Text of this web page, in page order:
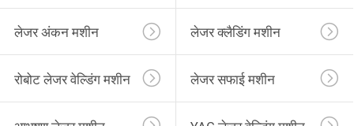
लेजर अंकन मशीन लेजर क्लैडिंग मशीन
रोबोट लेजर वेल्डिंग मशीन लेजर सफाई मशीन